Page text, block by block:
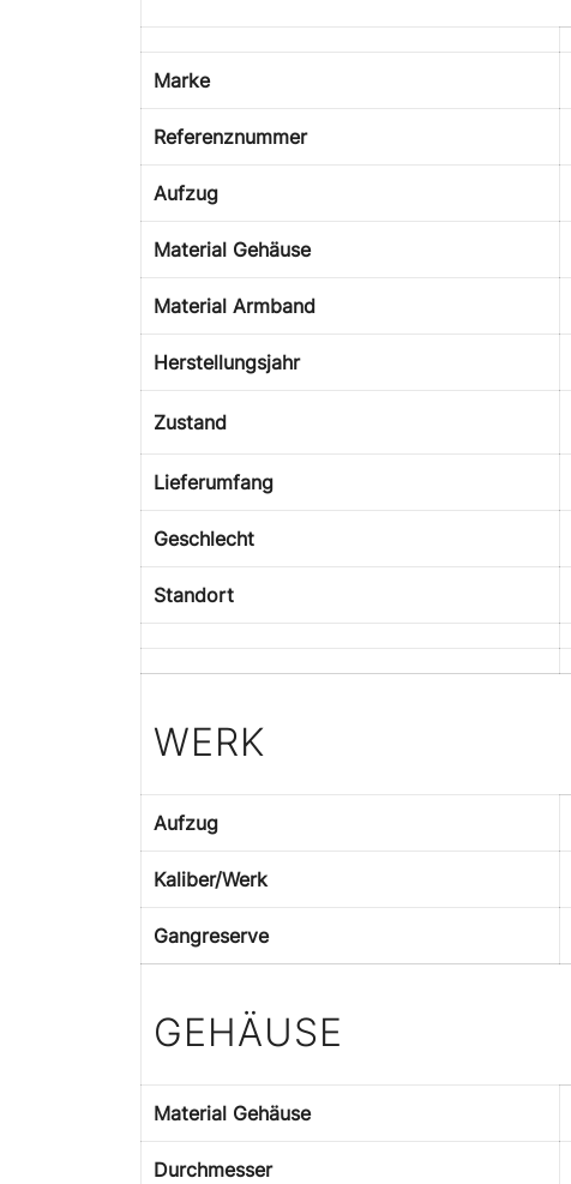
Marke
Referenznummer
Aufzug
Material Gehäuse
Material Armband
Herstellungsjahr
Zustand
Lieferumfang
Geschlecht
Standort
WERK
Aufzug
Kaliber/Werk
Gangreserve
GEHÄUSE
Material Gehäuse
Durchmesser